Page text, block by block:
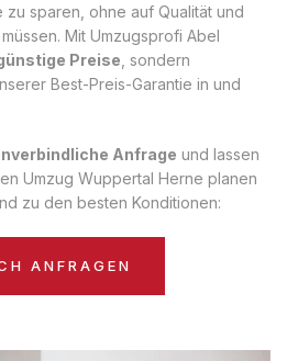
sparen, ohne auf Qualität und
Mit Umzugsprofi Abel
Preise , sondern
Best-Preis-Garantie in und
Anfrage und lassen
Umzug Wuppertal Herne planen
zu den besten Konditionen:
ANFRAGEN